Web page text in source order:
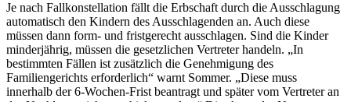
Je nach Fallkonstellation fällt die Erbschaft durch die Ausschlagung
automatisch den Kindern des Ausschlagenden an. Auch diese
müssen dann form- und fristgerecht ausschlagen. Sind die Kinder
minderjährig, müssen die gesetzlichen Vertreter handeln. „In
bestimmten Fällen ist zusätzlich die Genehmigung des
Familiengerichts erforderlich“ warnt Sommer. „Diese muss
innerhalb der 6-Wochen-Frist beantragt und später vom Vertreter an